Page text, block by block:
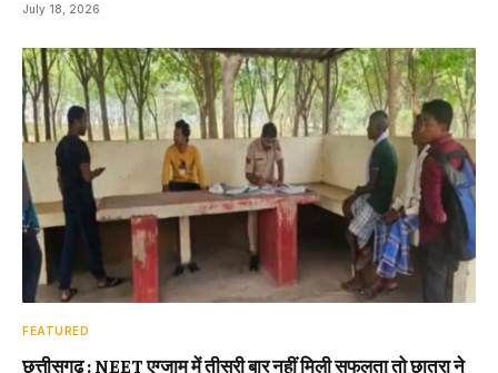
July 18, 2026
FEATURED
छत्तीसगढ़ : NEET एग्जाम में तीसरी बार नहीं मिली सफलता तो छात्रा ने